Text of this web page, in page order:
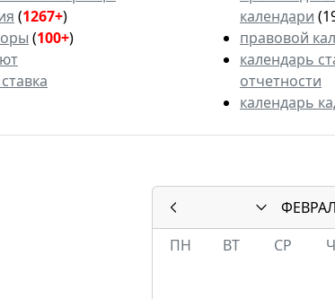
(1267+)
(100+)
календари
правовой
календарь
отчетности
календарь
ПН
ВТ СР